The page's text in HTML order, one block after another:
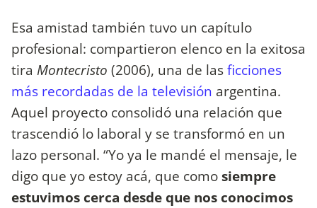
Esa amistad también tuvo un capítulo
profesional: compartieron elenco en la exitosa
tira Montecristo (2006), una de lasficciones
más recordadas de la televisión argentina.
Aquel proyecto consolidó una relación que
trascendió lo laboral y se transformó en un
lazo personal. “Yo ya le mandé el mensaje, le
digo que yo estoy acá, que comosiempre
estuvimos cerca desde que nos conocimos